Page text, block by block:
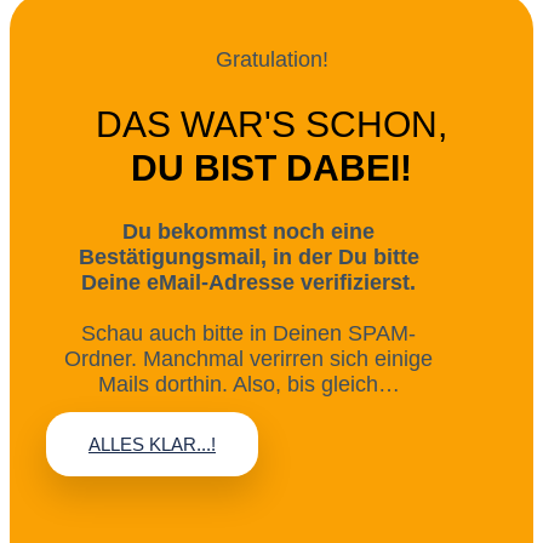
Gratulation!
DAS WAR'S SCHON,
DU BIST DABEI!
Du bekommst noch eine
Bestätigungsmail, in der Du bitte
Deine eMail-Adresse verifizierst.
Schau auch bitte in Deinen SPAM-
Ordner. Manchmal verirren sich einige
Mails dorthin. Also, bis gleich…
ALLES KLAR...!